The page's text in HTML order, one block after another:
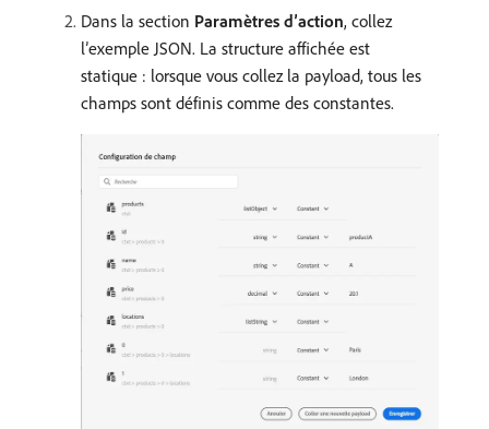
Dans la section Paramètres d’action, collez
l’exemple JSON. La structure affichée est
statique : lorsque vous collez la payload, tous les
champs sont définis comme des constantes.